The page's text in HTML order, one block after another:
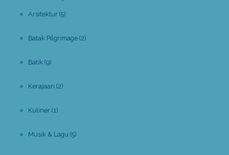
Arsitektur (5)
Batak Pilgrimage (2)
Batik (9)
Kerajaan (2)
Kuliner (1)
Musik & Lagu (5)